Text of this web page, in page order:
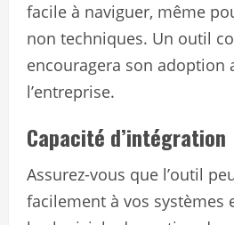
facile à naviguer, même
non techniques. Un outil
encouragera son adoption
l’entreprise.
Capacité d’intégration
Assurez-vous que l’outil
facilement à vos systèmes